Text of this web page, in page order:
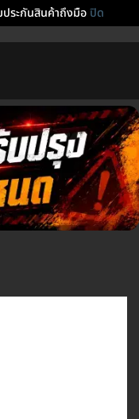
ระกันสินค้าถึงมือปิด